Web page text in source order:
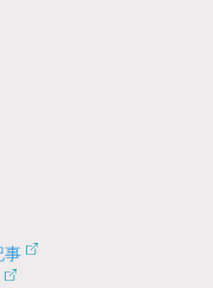
事